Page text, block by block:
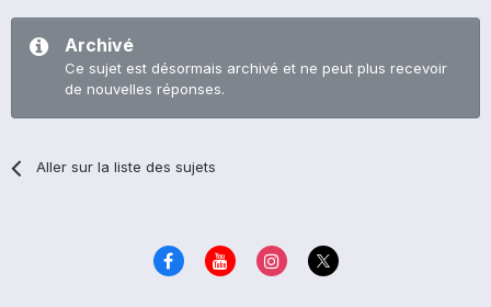
Archivé
Ce sujet est désormais archivé et ne peut plus recevoir
de nouvelles réponses.
Aller sur la liste des sujets